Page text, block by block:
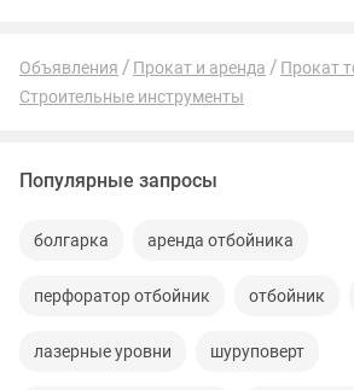
Объявления Прокат и аренда
Прокат
Строительные инструменты
Популярные запросы
болгарка аренда отбойника
перфоратор отбойник отбойник
лазерные уровни шуруповерт